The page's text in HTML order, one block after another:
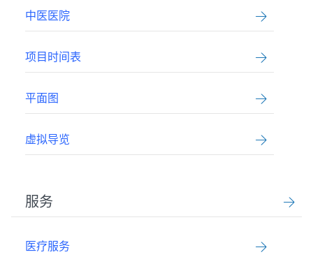
中医医院
项目时间表
平面图
虚拟导览
服务
医疗服务